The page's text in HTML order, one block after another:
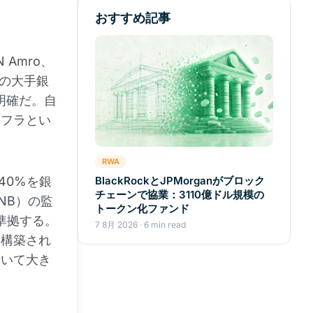
、
大手銀
確だ。自
ラとい
を銀
）の監
する。
築され
て大き
おすすめ記事
RWA
BlackRockとJPMorganがブロック
チェーンで協業：3110億ドル規模の
トークン化ファンド
7 8月 2026 · 6 min read